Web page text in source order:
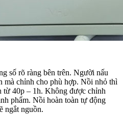
số rõ ràng bên trên. Người nấu
mà chỉnh cho phù hợp. Nồi nhỏ thì
từ 40p – 1h. Không được chỉnh
phẩm. Nồi hoàn toàn tự động
ngắt nguồn.